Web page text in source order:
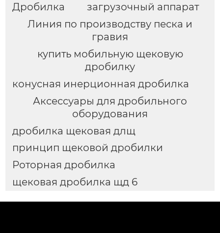
Дробилка
загрузочный аппарат
Линия по производству песка и
гравия
купить мобильную щековую
дробилку
конусная инерционная дробилка
Аксессуары для дробильного
оборудования
дробилка щековая длщ
принцип щековой дробилки
Роторная дробилка
щековая дробилка щд 6